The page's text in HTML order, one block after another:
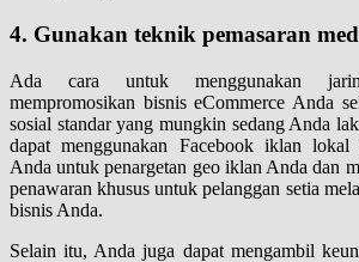
4. Gunakan teknik pemasaran
Ada cara untuk menggunakan
mempromosikan bisnis eCommerce Anda
sosial standar yang mungkin sedang Anda
dapat menggunakan Facebook iklan lokal
Anda untuk penargetan geo iklan Anda dan
penawaran khusus untuk pelanggan setia
bisnis Anda.
Selain itu, Anda juga dapat mengambil